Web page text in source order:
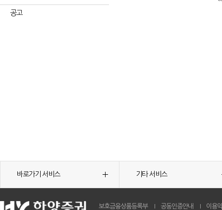
공고
바로가기 서비스 기타 서비스
보호금융상품등록부 공동인증안내 이용